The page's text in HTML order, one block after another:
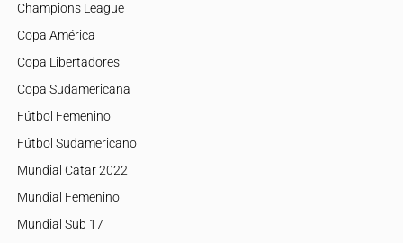
Champions League
Copa América
Copa Libertadores
Copa Sudamericana
Fútbol Femenino
Fútbol Sudamericano
Mundial Catar 2022
Mundial Femenino
Mundial Sub 17